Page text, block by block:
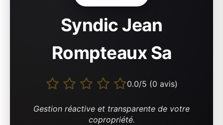
Syndic Jean
Rompteaux Sa
0.0/5 (0 avis)
Gestion réactive et transparente de votre
copropriété.